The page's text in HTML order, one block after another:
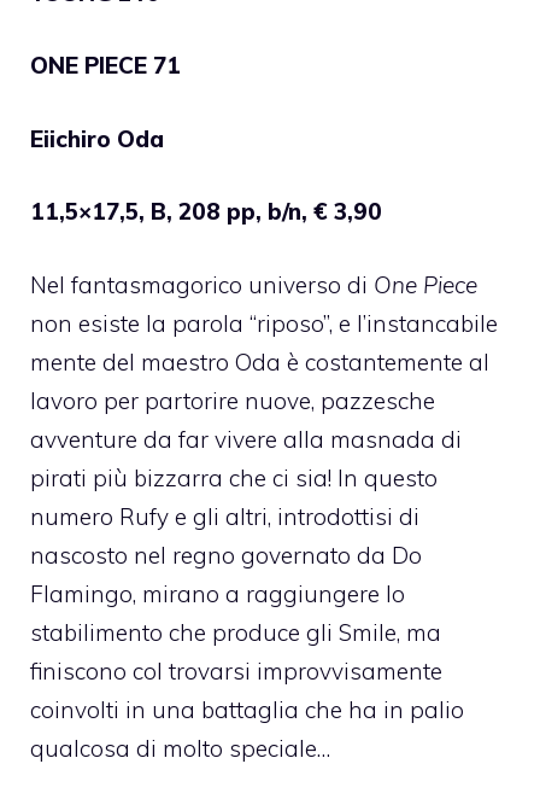
ONE PIECE 71
Eiichiro Oda
11,5×17,5, B, 208 pp, b/n, € 3,90
Nel fantasmagorico universo di One Piece
non esiste la parola “riposo”, e l’instancabile
mente del maestro Oda è costantemente al
lavoro per partorire nuove, pazzesche
avventure da far vivere alla masnada di
pirati più bizzarra che ci sia! In questo
numero Rufy e gli altri, introdottisi di
nascosto nel regno governato da Do
Flamingo, mirano a raggiungere lo
stabilimento che produce gli Smile, ma
finiscono col trovarsi improvvisamente
coinvolti in una battaglia che ha in palio
qualcosa di molto speciale…